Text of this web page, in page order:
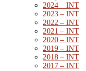
2024 – INT
2023 – INT
2022 – INT
2021 – INT
2020 – INT
2019 – INT
2018 – INT
2017 – INT